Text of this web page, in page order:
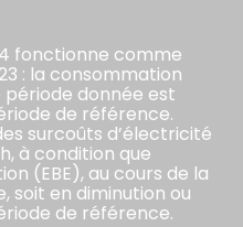
fonctionne comme
: la consommation
période donnée est
de référence.
surcoûts d’électricité
à condition que
(EBE), au cours de la
soit en diminution ou
de référence.